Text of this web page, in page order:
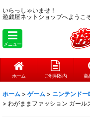
いらっしゃいませ！
遊戯屋ネットショップへようこ
メニュー
ホーム ご利用案内 商
ホーム > ゲーム > ニンテンドー
> わがままファッション ガー